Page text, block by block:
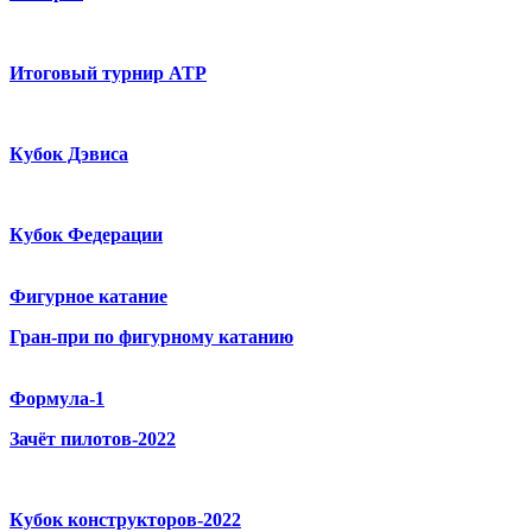
Итоговый турнир ATP
Кубок Дэвиса
Кубок Федерации
Фигурное катание
Гран-при по фигурному катанию
Формула-1
Зачёт пилотов-2022
Кубок конструкторов-2022